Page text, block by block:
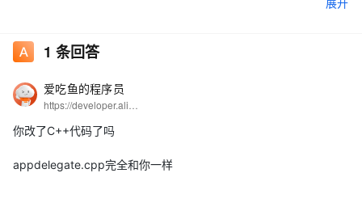
no file '/usr/local/share/luajit-
no file '/usr/local/share/lua/5.1/command/LoadingLayer.lua'
'/usr/local/share/lua/5.1/command/LoadingLayer/init.lua'
1 条回答
爱吃鱼的程序员
你改了C++代码了吗
appdelegate.cpp完全和你一样